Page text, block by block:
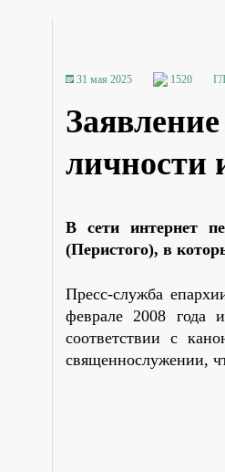
31 мая 2025 1520
личности
В сети интернет
(Перистого), в
Пресс-служба
феврале 2008 года
соответствии с
священнослужении,